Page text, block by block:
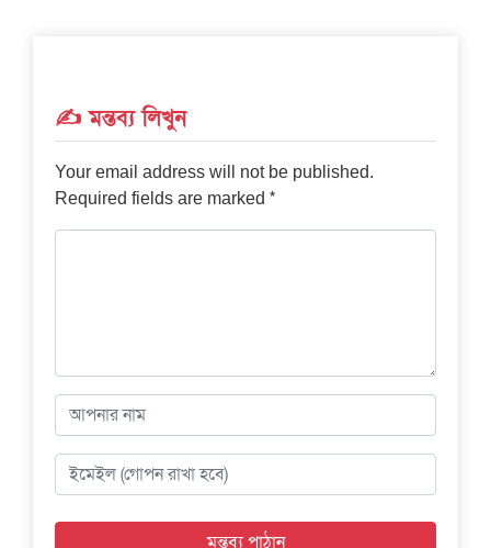
✍️ মন্তব্য লিখুন
Your email address will not be published.
Required fields are marked *